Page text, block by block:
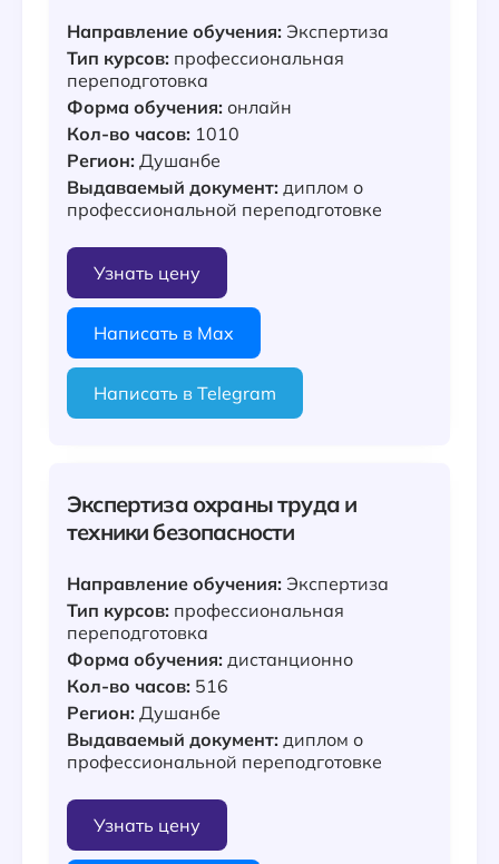
Направление обучения: Экспертиза
Тип курсов: профессиональная
переподготовка
Форма обучения: онлайн
Кол-во часов: 1010
Регион: Душанбе
Выдаваемый документ: диплом о
профессиональной переподготовке
Узнать цену
Написать в Max
Написать в Telegram
Экспертиза охраны труда и
техники безопасности
Направление обучения: Экспертиза
Тип курсов: профессиональная
переподготовка
Форма обучения: дистанционно
Кол-во часов: 516
Регион: Душанбе
Выдаваемый документ: диплом о
профессиональной переподготовке
Узнать цену